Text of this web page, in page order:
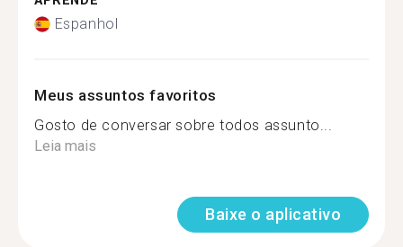
Espanhol
Meus assuntos favoritos
Gosto de conversar sobre todos assunto...
Leia mais
Baixe o aplicativo